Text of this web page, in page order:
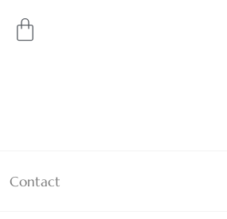
Contact